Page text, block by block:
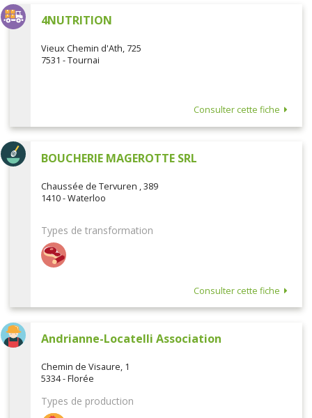
4NUTRITION
Vieux Chemin d'Ath, 725
7531 - Tournai
Consulter cette fiche
BOUCHERIE MAGEROTTE SRL
Chaussée de Tervuren , 389
1410 - Waterloo
Types de transformation
Consulter cette fiche
Andrianne-Locatelli Association
Chemin de Visaure, 1
5334 - Florée
Types de production